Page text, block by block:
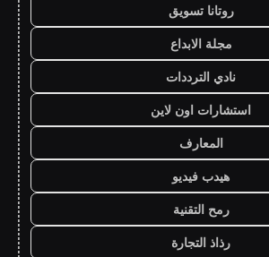
روتانا تسويق
مجلة الابداع
نادي الترددات
استشارات اون لاين
المعارف
هيدب فيديو
رمح التقنية
رذاذ التجارة